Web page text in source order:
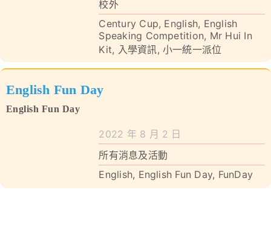
校外
Century Cup, English, English
Speaking Competition, Mr Hui In
Kit, 入學資訊,小一統一派位
English Fun Day
English Fun Day
2022 年 8 月 2 日
所有消息及活動
English, English Fun Day, FunDay